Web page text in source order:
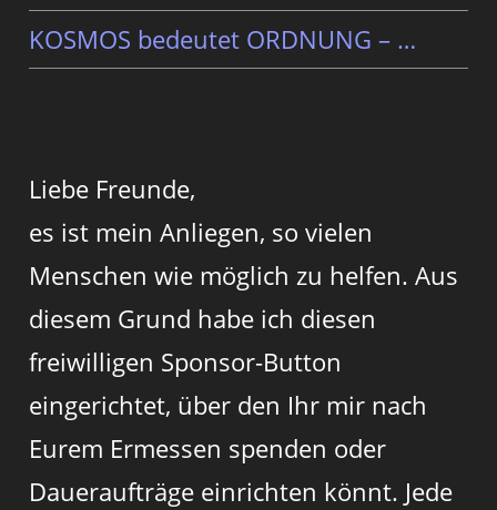
KOSMOS bedeutet ORDNUNG – …
Liebe Freunde,
es ist mein Anliegen, so vielen
Menschen wie möglich zu helfen. Aus
diesem Grund habe ich diesen
freiwilligen Sponsor-Button
eingerichtet, über den Ihr mir nach
Eurem Ermessen spenden oder
Daueraufträge einrichten könnt. Jede